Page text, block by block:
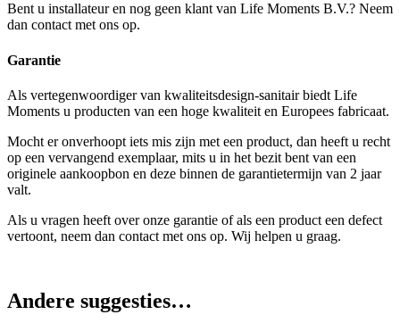
Bent u installateur en nog geen klant van Life Moments B.V.? Neem
dan contact met ons op.
Garantie
Als vertegenwoordiger van kwaliteitsdesign-sanitair biedt Life
Moments u producten van een hoge kwaliteit en Europees fabricaat.
Mocht er onverhoopt iets mis zijn met een product, dan heeft u recht
op een vervangend exemplaar, mits u in het bezit bent van een
originele aankoopbon en deze binnen de garantietermijn van 2 jaar
valt.
Als u vragen heeft over onze garantie of als een product een defect
vertoont, neem dan contact met ons op. Wij helpen u graag.
Andere suggesties…